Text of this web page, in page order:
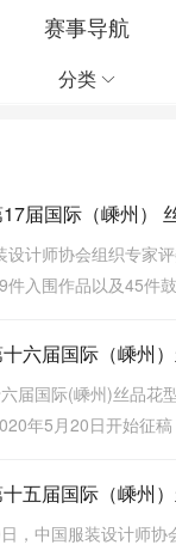
赛事导航
分类 
计师协会组织专家评
入围作品以及45件
届国际(嵊州)丝品花
年5月20日开始征
件。
，中国服装设计师协